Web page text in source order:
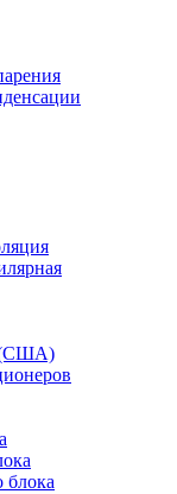
(США)
блока